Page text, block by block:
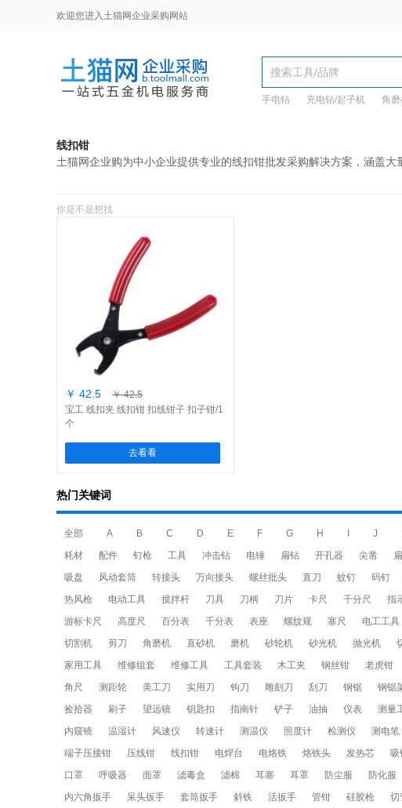
欢迎您进入土猫网企业采购网站
手电钻 充电钻/起子机 角
线扣钳
土猫网企业购为中小企业提供专业的线扣钳批发采购解决方案，涵盖
你是不是想找
￥ 42.5
￥ 42.5
宝工 线扣夹 线扣钳 扣线钳子 扣子钳/1
个
去看看
热门关键词
全部 A B C D E F G H J
耗材
配件 钉枪 工具 冲击钻 电锤 扁钻 开孔器 尖凿
吸盘
风动套筒 转接头 万向接头 螺丝批头 直刀 蚊钉 码钉
热风枪
电动工具 搅拌杆 刀具 刀柄 刀片 卡尺 千分尺 指
游标卡尺
高度尺 百分表 千分表 表座 螺纹规 塞尺 电工工具
切割机
剪刀 角磨机 直砂机 磨机 砂轮机 砂光机 抛光机
家用工具
维修组套 维修工具 工具套装 木工夹 钢丝钳 老虎钳
角尺
测距轮 美工刀 实用刀 钩刀 雕刻刀 刮刀 钢锯 钢锯
捡拾器
刷子 望远镜 钥匙扣 指南针 铲子 油抽 仪表 测量
内窥镜
温湿计 风速仪 转速计 测温仪 照度计 检测仪 测电笔
端子压接钳
压线钳 线扣钳 电焊台 电烙铁 烙铁头 发热芯 吸
口罩
呼吸器 面罩 滤毒盒 滤棉 耳塞 耳罩 防尘服 防化服
内六角扳手
呆头扳手 套筒扳手 斜铁 活扳手 管钳 硅胶枪 切